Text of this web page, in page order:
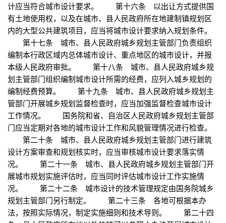
计应当符合城市设计要求。 第十六条 以出让方式提供国
有土地使用权，以及在城市、县人民政府所在地建制镇规划区
内的大型公共建筑项目，应当将城市设计要求纳入规划条件。
第十七条 城市、县人民政府城乡规划主管部门负责组织
编制本行政区域内总体城市设计、重点地区的城市设计，并报
本级人民政府审批。 第十八条 城市、县人民政府城乡规
划主管部门组织编制城市设计所需的经费，应列入城乡规划的
编制经费预算。 第十九条 城市、县人民政府城乡规划主
管部门开展城乡规划监督检查时，应当加强监督检查城市设计
工作情况。 国务院和省、自治区人民政府城乡规划主管部
门应当定期对各地的城市设计工作和风貌管理情况进行检查。
第二十条 城市、县人民政府城乡规划主管部门进行建筑
设计方案审查和规划核实时，应当审核城市设计要求落实情
况。 第二十一条 城市、县人民政府城乡规划主管部门开
展城市规划实施评估时，应当同时评估城市设计工作实施情
况。 第二十二条 城市设计的技术管理规定由国务院城乡
规划主管部门另行制定。 第二十三条 各地可根据本办
法，按照实际情况，制定实施细则和技术导则。 第二十四